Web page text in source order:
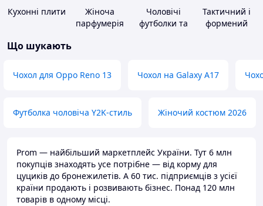
Кухонні плити
Жіноча
парфумерія
Чоловічі
футболки та
Тактичний і
формений
Що шукають
Чохол для Oppo Reno 13 Чохол на Galaxy A17
Футболка чоловіча Y2K-стиль Жіночий костюм 2026
Prom — найбільший маркетплейс України. Тут 6 млн
покупців знаходять усе потрібне — від корму для
цуциків до бронежилетів. А 60 тис. підприємців з усієї
країни продають і розвивають бізнес. Понад 120 млн
товарів в одному місці.